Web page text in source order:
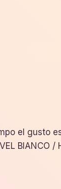
el gusto
BIANCO /